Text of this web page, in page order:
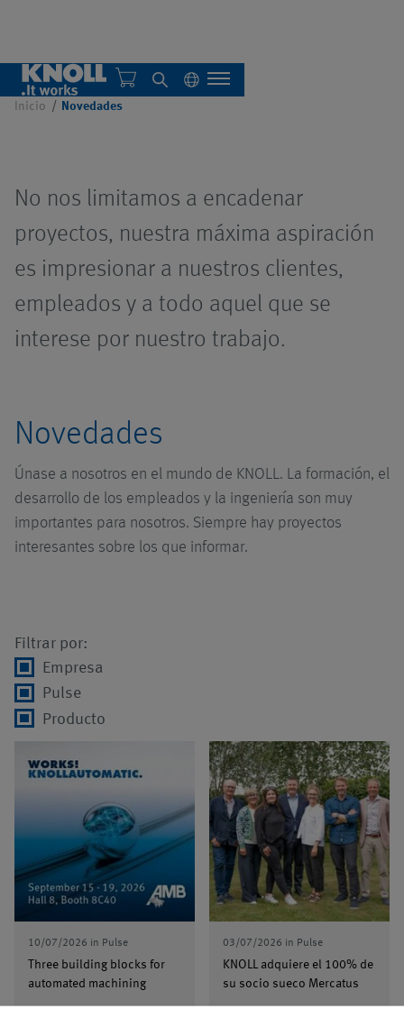
Descripción general
Sistemas individuales
Descripción general
Extractor de virutas
virutas
Aplicaciones
Sistemas centrales
Sistemas con
bombeo
Sistemas con
tecnología de
virutas
Descripción general
Vehículos de guiado
Logistica
Nuestros servicios
Bombas
Bomba de husillos
Descripción general
Descripción general
Inicio Novedades
No nos limitamos a encadenar
proyectos, nuestra máxima aspiración
es impresionar a nuestros clientes,
empleados y a todo aquel que se
interese por nuestro trabajo.
Novedades
Únase a nosotros en el mundo de KNOLL. La formación, el
desarrollo de los empleados y la ingeniería son muy
importantes para nosotros. Siempre hay proyectos
interesantes sobre los que informar.
Filtrar por:
Empresa
Pulse
Producto
10/07/2026 in Pulse
Three building blocks for
automated machining
03/07/2026 in Pulse
KNOLL adquiere el 100% de
su socio sueco Mercatus